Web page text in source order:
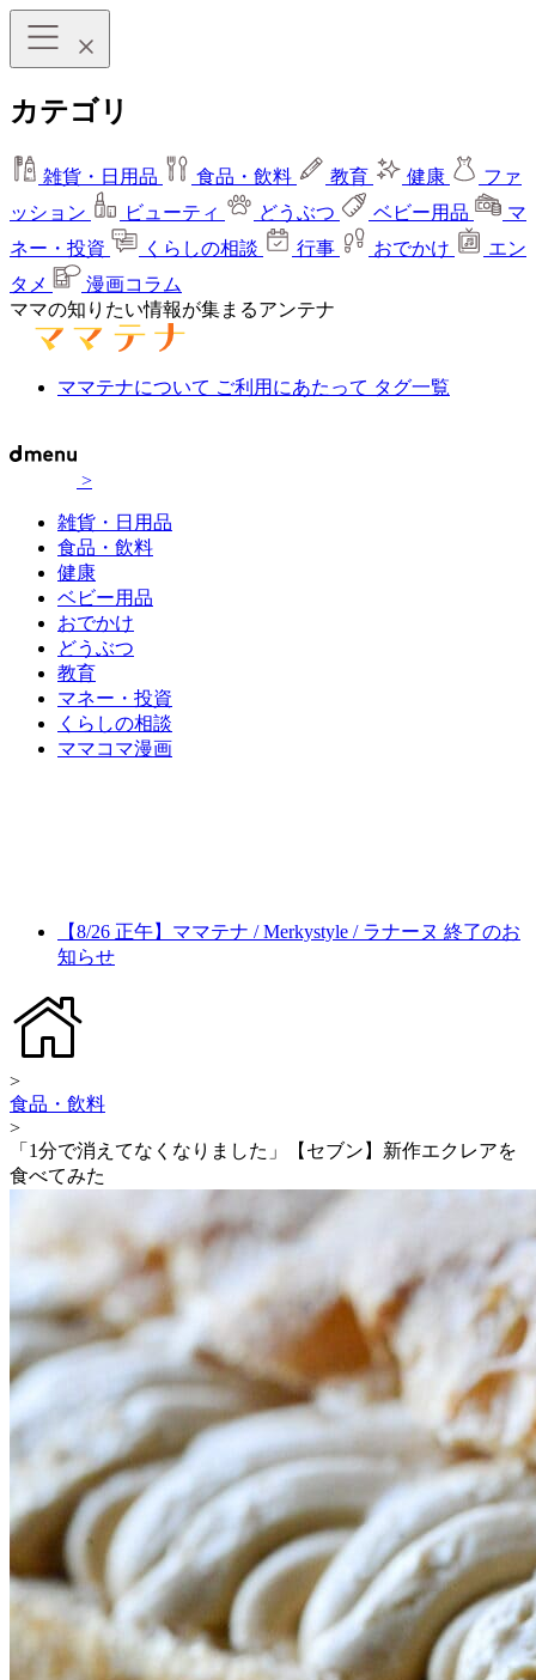
カテゴリ
雑貨・日用品 食品・飲料 教育 健康
ファ
ッション
ビューティ どうぶつ ベビー用品
マ
ネー・投資
くらしの相談 行事 おでかけ
エン
タメ
漫画コラム
ママの知りたい情報が集まるアンテナ
ママテナについて ご利用にあたって タグ一覧
>
雑貨・日用品
食品・飲料
健康
ベビー用品
おでかけ
どうぶつ
教育
マネー・投資
くらしの相談
ママコマ漫画
【8/26 正午】ママテナ / Merkystyle / ラナーヌ 終了のお
知らせ
>
食品・飲料
>
「1分で消えてなくなりました」【セブン】新作エクレアを
食べてみた